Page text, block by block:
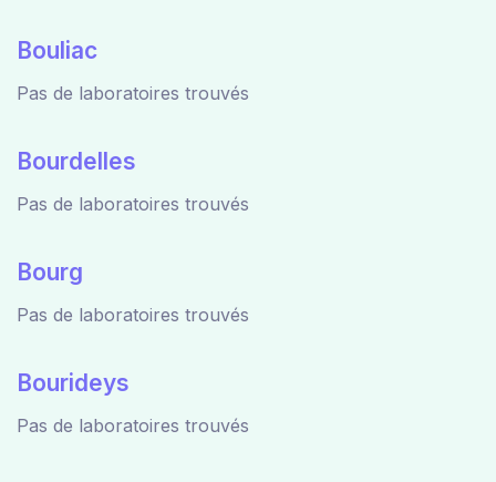
Bouliac
Pas de laboratoires trouvés
Bourdelles
Pas de laboratoires trouvés
Bourg
Pas de laboratoires trouvés
Bourideys
Pas de laboratoires trouvés